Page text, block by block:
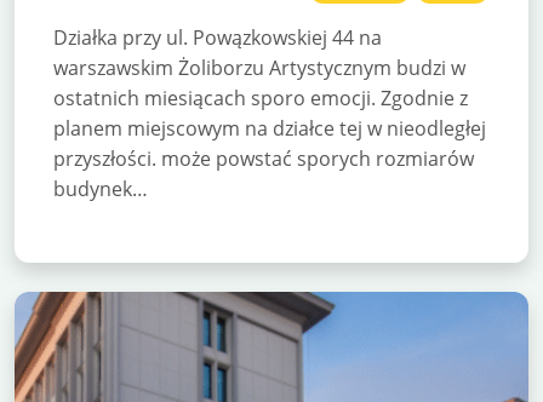
Działka przy ul. Powązkowskiej 44 na
warszawskim Żoliborzu Artystycznym budzi w
ostatnich miesiącach sporo emocji. Zgodnie z
planem miejscowym na działce tej w nieodległej
przyszłości. może powstać sporych rozmiarów
budynek…